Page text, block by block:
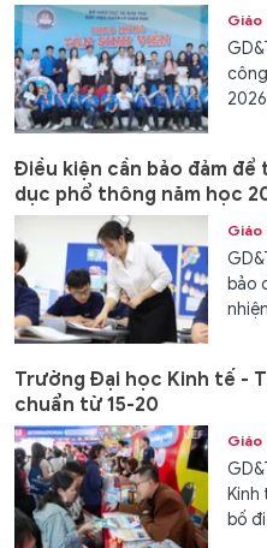
Giáo
Điều kiện cần bảo đảm
dục phổ thông năm học
Giáo
bảo
Trường Đại học Kinh tế -
chuẩn từ 15-20
Giáo
Kinh
bố